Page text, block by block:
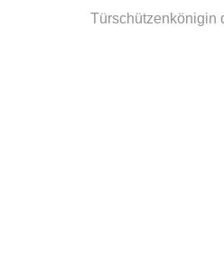
Türschützenkönigin